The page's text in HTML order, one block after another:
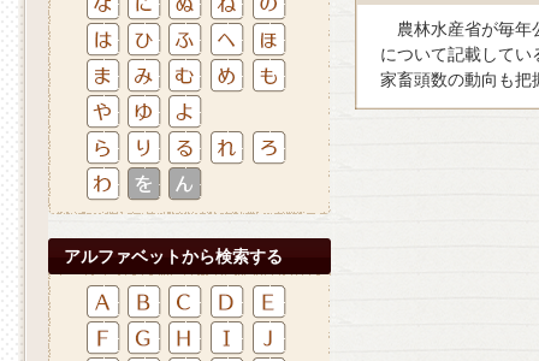
アルファベットから検索する
農林水産省が毎年
について記載して
家畜頭数の動向も把